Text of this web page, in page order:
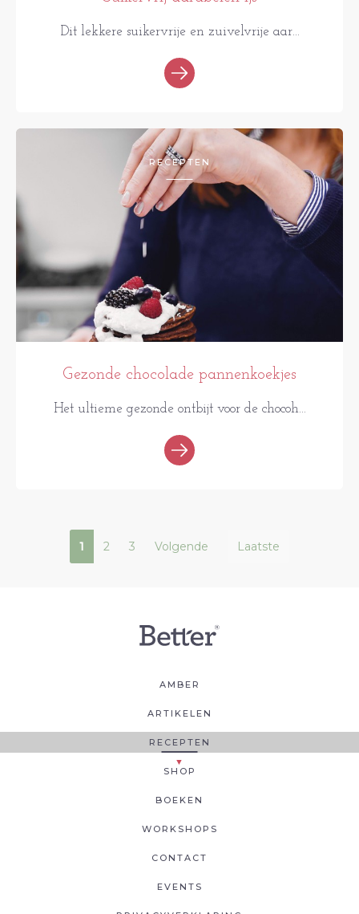
Dit lekkere suikervrije en zuivelvrije aar...
RECEPTEN
Gezonde chocolade pannenkoekjes
Het ultieme gezonde ontbijt voor de chocoh...
1 2 3 Volgende Laatste
AMBER
ARTIKELEN
RECEPTEN
SHOP
BOEKEN
WORKSHOPS
CONTACT
EVENTS